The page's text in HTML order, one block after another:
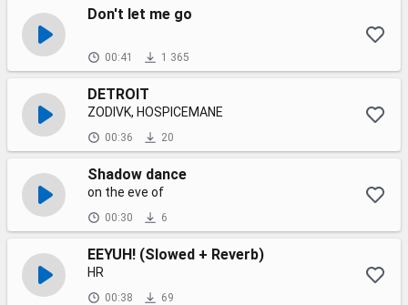
Don't let me go
00:41 1 365
DETROIT
ZODIVK, HOSPICEMANE
00:36 20
Shadow dance
on the eve of
00:30 6
EEYUH! (Slowed + Reverb)
HR
00:38 69